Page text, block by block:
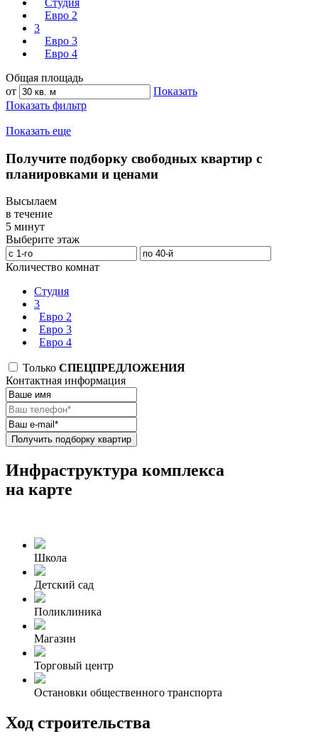
Студия
Евро 2
3
Евро 3
Евро 4
Общая площадь
от
Показать
Показать фильтр
Показать еще
Получите подборку свободных квартир с
планировками и ценами
Высылаем
в течение
5 минут
Выберите этаж
Количество комнат
Студия
3
Евро 2
Евро 3
Евро 4
Только СПЕЦПРЕДЛОЖЕНИЯ
Контактная информация
Получить подборку квартир
Инфраструктура комплекса
на карте
Школа
Детский сад
Поликлиника
Магазин
Торговый центр
Остановки общественного транспорта
Ход строительства